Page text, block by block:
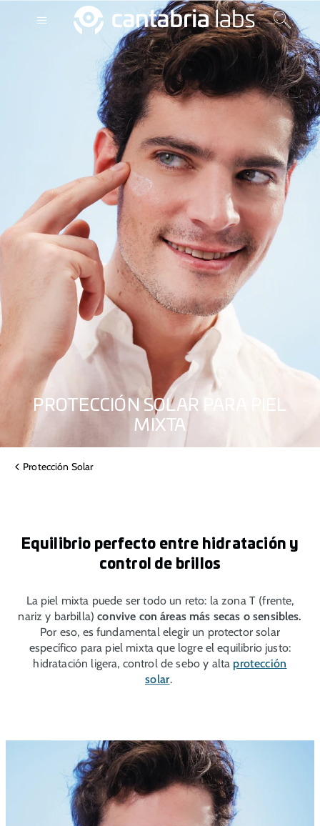
PROTECCIÓN SOLAR PARA PIEL
MIXTA
Protección Solar
Equilibrio perfecto entre hidratación y
control de brillos
La piel mixta puede ser todo un reto: la zona T (frente,
nariz y barbilla) convive con áreas más secas o sensibles.
Por eso, es fundamental elegir un protector solar
específico para piel mixta que logre el equilibrio justo:
hidratación ligera, control de sebo y alta protección
solar.